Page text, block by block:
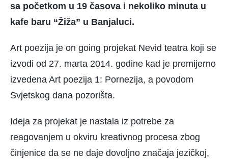
sa početkom u 19 časova i nekoliko minuta u
kafe baru “Žiža” u Banjaluci.
Art poezija je on going projekat Nevid teatra koji se
izvodi od 27. marta 2014. godine kad je premijerno
izvedena Art poezija 1: Pornezija, a povodom
Svjetskog dana pozorišta.
Ideja za projekat je nastala iz potrebe za
reagovanjem u okviru kreativnog procesa zbog
činjenice da se ne daje dovoljno značaja jezičkoj,